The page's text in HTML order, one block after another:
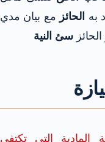
به الحائز مع بيان مدي
سئ النية
المادية التي تكتفى